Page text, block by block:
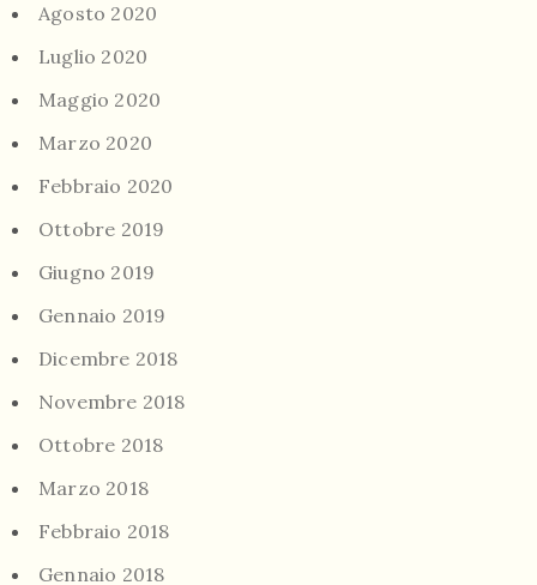
Agosto 2020
Luglio 2020
Maggio 2020
Marzo 2020
Febbraio 2020
Ottobre 2019
Giugno 2019
Gennaio 2019
Dicembre 2018
Novembre 2018
Ottobre 2018
Marzo 2018
Febbraio 2018
Gennaio 2018